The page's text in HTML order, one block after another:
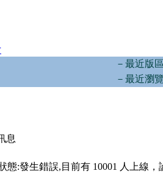
－最近版
－最近瀏
息
態:發生錯誤,目前有 10001 人上線